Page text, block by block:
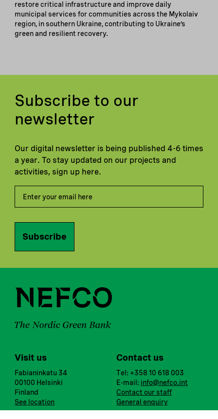
restore critical infrastructure and improve daily
municipal services for communities across the Mykolaiv
region, in southern Ukraine, contributing to Ukraine’s
green and resilient recovery.
Subscribe to our
newsletter
Our digital newsletter is being published 4-6 times
a year. To stay updated on our projects and
activities, sign up here.
Subscribe
Visit us
Fabianinkatu 34
00100 Helsinki
Finland
See location
Contact us
Tel: +358 10 618 003
E-mail: info@nefco.int
Contact our staff
General enquiry